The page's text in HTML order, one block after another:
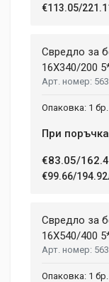
207 mm
2 January, 2018
hendrerit eros
Write A
Your Name
€113.05/
Свредло за
16X340/200
1 бр.
При поръчка
€83.05/
€99.66/
Свредло за
16X540/400
1 бр.